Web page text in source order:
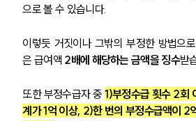
으로 볼 수 있습니다.
이렇듯 거짓이나 그밖의 부정한 방법으
은 급여액 2배에 해당하는 금액을 징수받
또한 부정수급자 중 1)부정수급 횟수 2회
계가 1억 이상, 2)한 번의 부정수급액이 2